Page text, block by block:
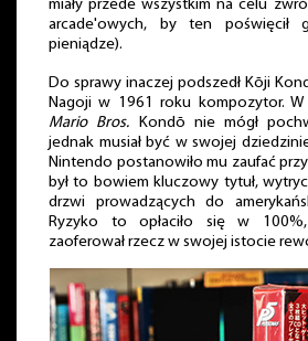
miały przede wszystkim na celu
arcade'owych, by ten poświęcił
pieniądze).
Do sprawy inaczej podszedł Kōji
Nagoji w 1961 roku kompozytor.
Mario Bros. Kondō nie mógł
jednak musiał być w swojej
Nintendo postanowiło mu zaufać
był to bowiem kluczowy tytuł,
drzwi prowadzących do
Ryzyko to opłaciło się w
zaoferował rzecz w swojej istocie